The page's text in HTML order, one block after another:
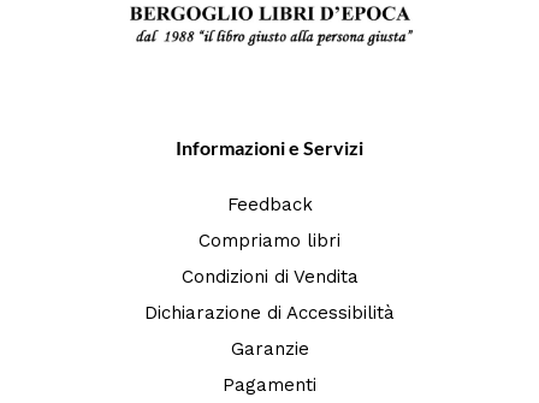
Informazioni e Servizi
Feedback
Compriamo libri
Condizioni di Vendita
Dichiarazione di Accessibilità
Garanzie
Pagamenti